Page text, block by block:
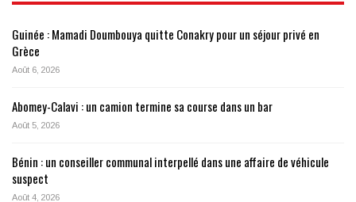
Guinée : Mamadi Doumbouya quitte Conakry pour un séjour privé en
Grèce
Août 6, 2026
Abomey-Calavi : un camion termine sa course dans un bar
Août 5, 2026
Bénin : un conseiller communal interpellé dans une affaire de véhicule
suspect
Août 4, 2026